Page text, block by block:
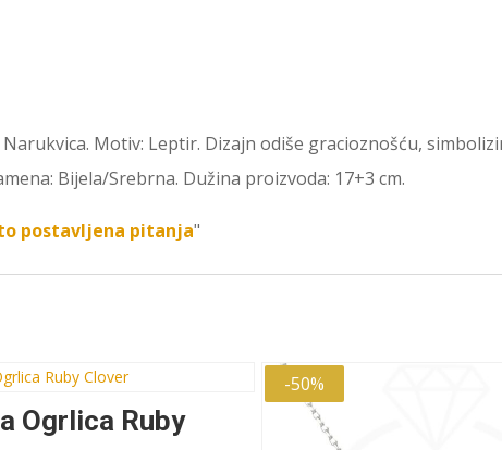
Motiv: Leptir. Dizajn odiše gracioznošću,
Bijela/Srebrna. Dužina proizvoda: 17+3 cm.
postavljena pitanja"
Ogrlica Ruby
-50%